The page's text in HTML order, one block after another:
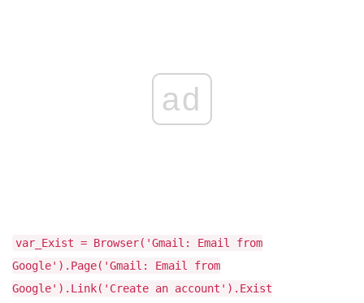
ad
var_Exist = Browser('Gmail: Email from
Google').Page('Gmail: Email from
Google').Link('Create an account').Exist